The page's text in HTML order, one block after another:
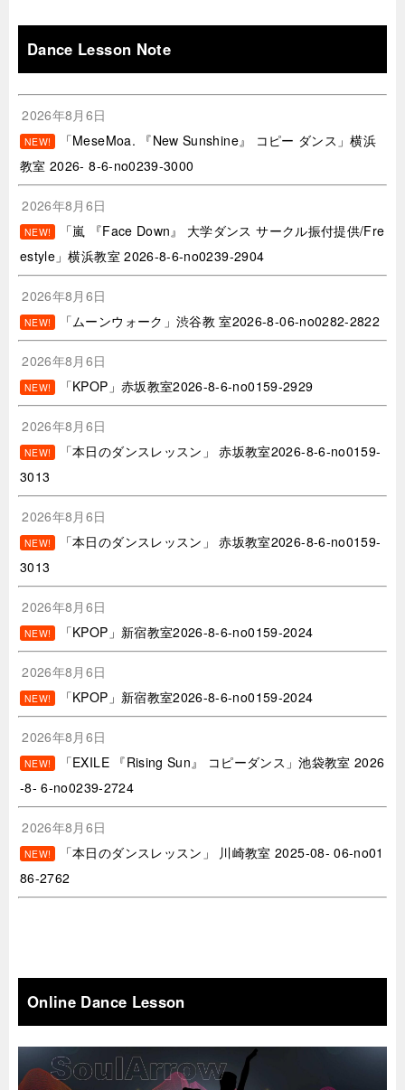
Dance Lesson Note
2026年8月6日
NEW!
「MeseMoa. 『New Sunshine』 コピー ダンス」横浜
教室 2026- 8-6-no0239-3000
2026年8月6日
NEW!
「嵐 『Face Down』 大学ダンス サークル振付提供/Fre
estyle」横浜教室 2026-8-6-no0239-2904
2026年8月6日
NEW! 「ムーンウォーク」渋谷教 室2026-8-06-no0282-2822
2026年8月6日
NEW! 「KPOP」赤坂教室2026-8-6-no0159-2929
2026年8月6日
NEW!
「本日のダンスレッスン」 赤坂教室2026-8-6-no0159-
3013
2026年8月6日
NEW!
「本日のダンスレッスン」 赤坂教室2026-8-6-no0159-
3013
2026年8月6日
NEW! 「KPOP」新宿教室2026-8-6-no0159-2024
2026年8月6日
NEW! 「KPOP」新宿教室2026-8-6-no0159-2024
2026年8月6日
NEW!
「EXILE 『Rising Sun』 コピーダンス」池袋教室 2026
-8- 6-no0239-2724
2026年8月6日
NEW!
「本日のダンスレッスン」 川崎教室 2025-08- 06-no01
86-2762
Online Dance Lesson